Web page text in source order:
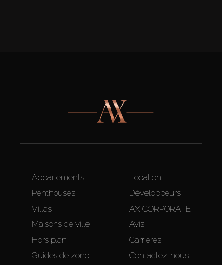
Appartements
Penthouses
Villas
Maisons de ville
Hors plan
Guides de zone
Location
Développeurs
AX CORPORATE
Avis
Carrières
Contactez-nous